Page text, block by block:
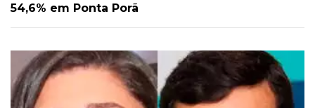
54,6% em Ponta Porã